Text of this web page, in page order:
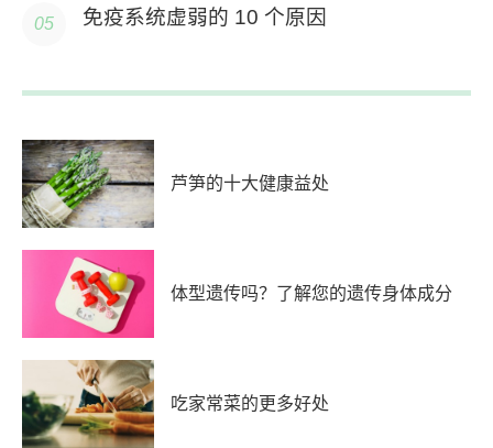
免疫系统虚弱的 10 个原因
芦笋的十大健康益处
体型遗传吗？了解您的遗传身体成分
吃家常菜的更多好处